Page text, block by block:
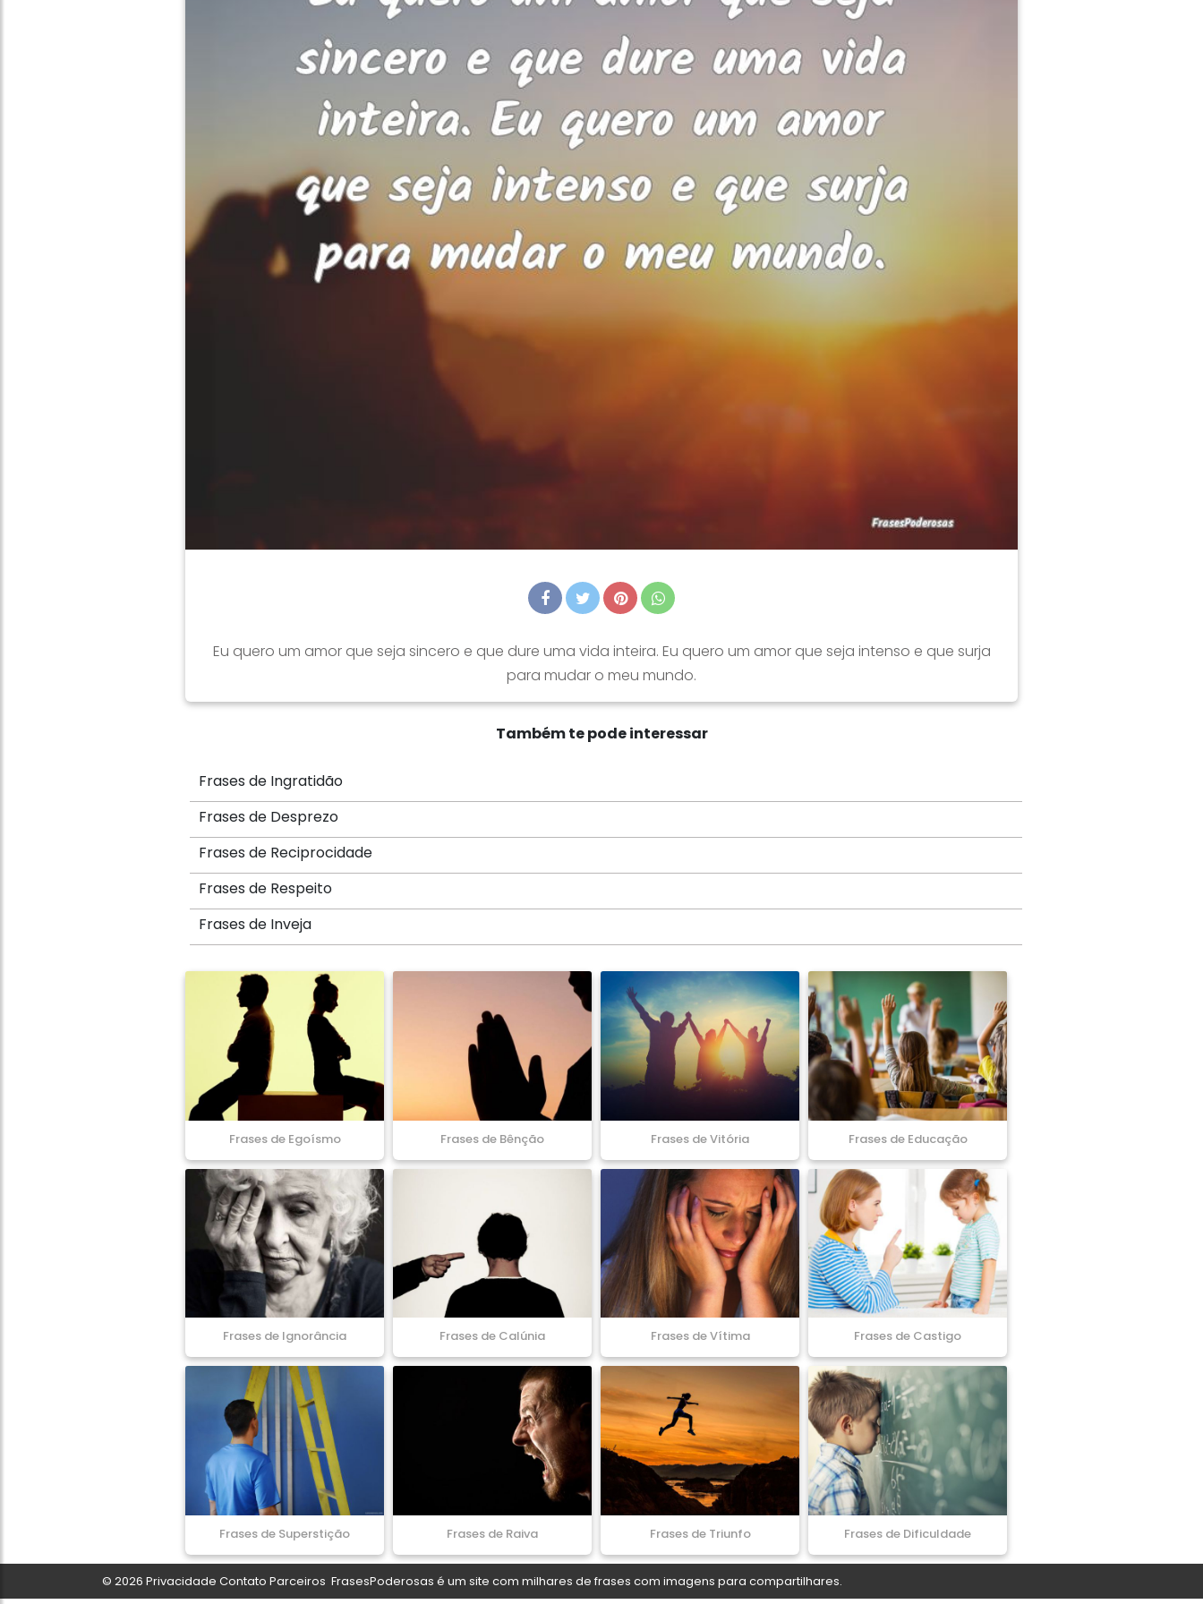
Eu quero um amor que seja sincero e que dure uma vida inteira. Eu quero um amor que seja intenso e que surja
para mudar o meu mundo.
Também te pode interessar
Frases de Ingratidão
Frases de Desprezo
Frases de Reciprocidade
Frases de Respeito
Frases de Inveja
Frases de Egoísmo Frases de Bênção Frases de Vitória Frases de Educação
Frases de Ignorância Frases de Calúnia Frases de Vítima Frases de Castigo
Frases de Superstição Frases de Raiva Frases de Triunfo Frases de Dificuldade
© 2026 Privacidade Contato Parceiros FrasesPoderosas é um site com milhares de frases com imagens para compartilhares.